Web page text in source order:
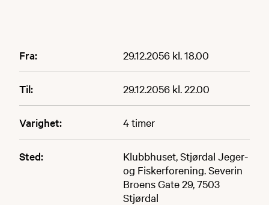
Fra: 29.12.2056 kl. 18.00
Til: 29.12.2056 kl. 22.00
Varighet: 4 timer
Sted:
Klubbhuset, Stjørdal Jeger-
og Fiskerforening. Severin
Broens Gate 29, 7503
Stjørdal